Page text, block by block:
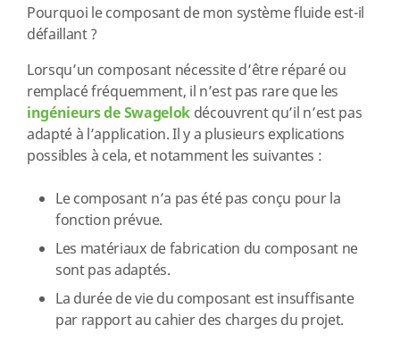
Pourquoi le composant de mon système fluide est-il
défaillant ?
Lorsqu’un composant nécessite d’être réparé ou
remplacé fréquemment, il n’est pas rare que les
ingénieurs de Swagelokdécouvrent qu’il n’est pas
adapté à l’application. Il y a plusieurs explications
possibles à cela, et notamment les suivantes :
Le composant n’a pas été pas conçu pour la
fonction prévue.
Les matériaux de fabrication du composant ne
sont pas adaptés.
La durée de vie du composant est insuffisante
par rapport au cahier des charges du projet.